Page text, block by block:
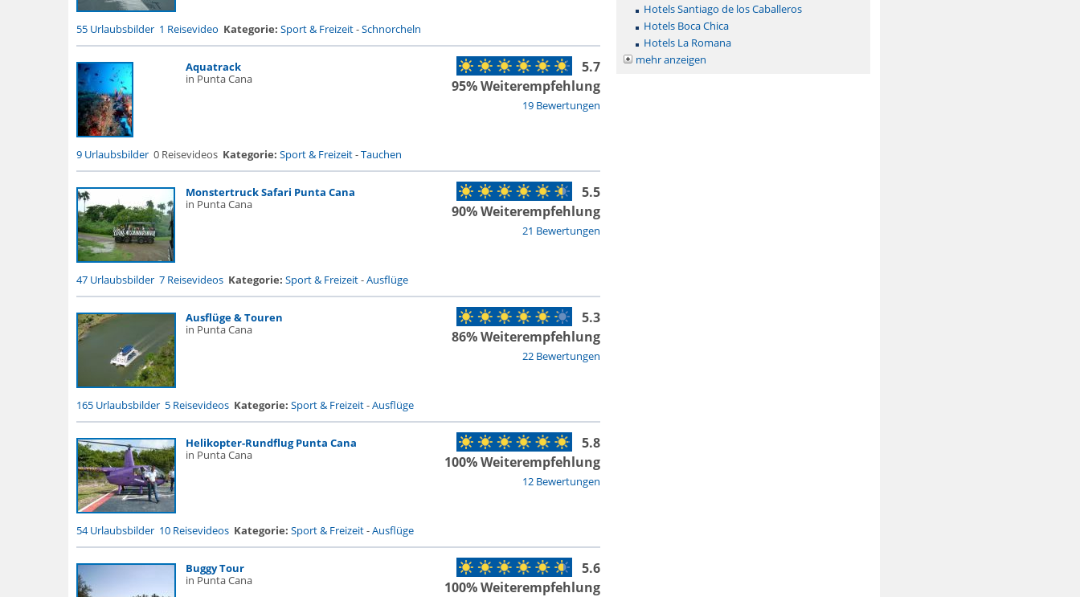
55 Urlaubsbilder 1 Reisevideo Kategorie: Sport & Freizeit-Schnorcheln
Aquatrack
in Punta Cana
19 Bewertungen
5.7
95% Weiterempfehlung
9 Urlaubsbilder 0 Reisevideos Kategorie: Sport & Freizeit-Tauchen
Monstertruck Safari Punta Cana
in Punta Cana
21 Bewertungen
5.5
90% Weiterempfehlung
47 Urlaubsbilder 7 Reisevideos Kategorie: Sport & Freizeit-Ausflüge
Ausflüge & Touren
in Punta Cana
22 Bewertungen
5.3
86% Weiterempfehlung
165 Urlaubsbilder 5 Reisevideos Kategorie: Sport & Freizeit-Ausflüge
Helikopter-Rundflug Punta Cana
in Punta Cana
12 Bewertungen
5.8
100% Weiterempfehlung
54 Urlaubsbilder 10 Reisevideos Kategorie: Sport & Freizeit-Ausflüge
Buggy Tour
in Punta Cana
5.6
100% Weiterempfehlung
Hotels Santiago de los Caballeros
Hotels Boca Chica
Hotels La Romana
mehr anzeigen